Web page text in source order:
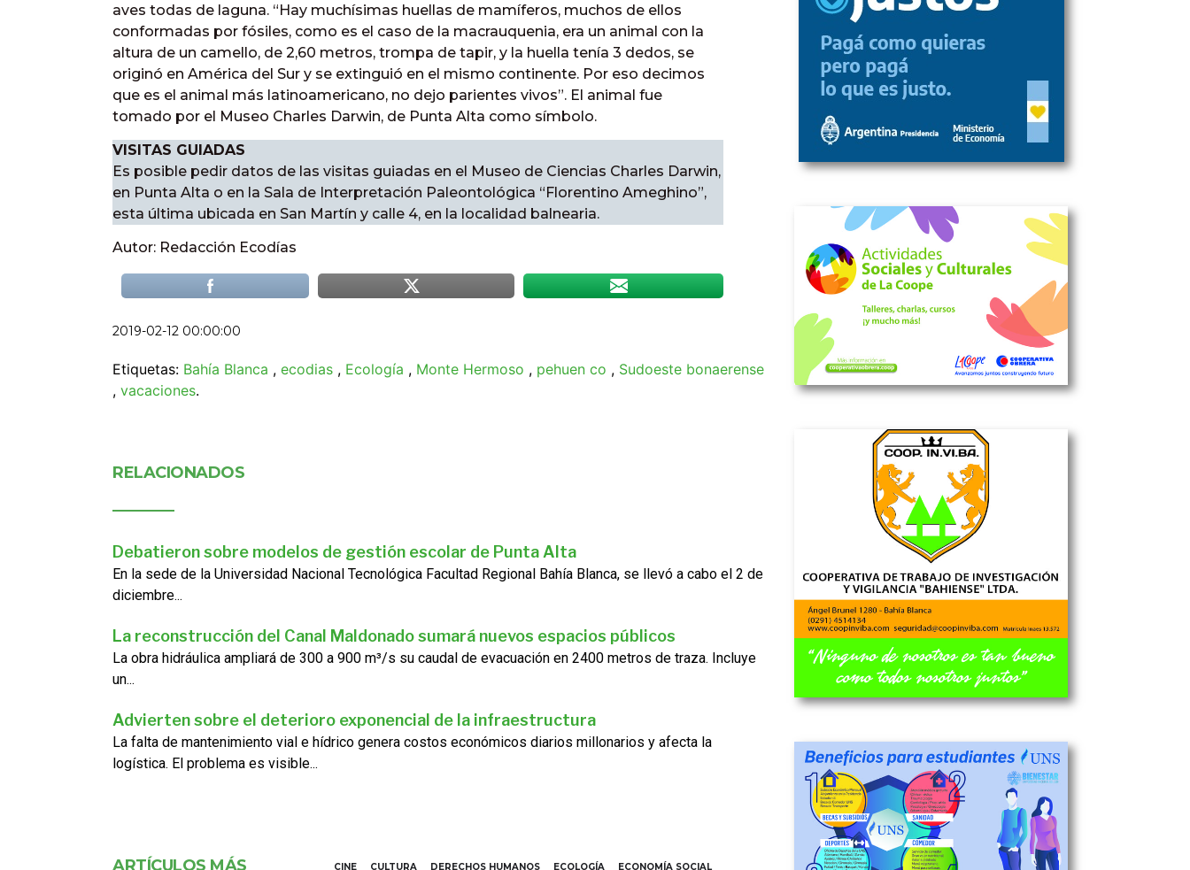
aves todas de laguna. “Hay muchísimas huellas de mamíferos, muchos de ellos
conformadas por fósiles, como es el caso de la macrauquenia, era un animal con la
altura de un camello, de 2,60 metros, trompa de tapir, y la huella tenía 3 dedos, se
originó en América del Sur y se extinguió en el mismo continente. Por eso decimos
que es el animal más latinoamericano, no dejo parientes vivos”. El animal fue
tomado por el Museo Charles Darwin, de Punta Alta como símbolo.
VISITAS GUIADAS
Es posible pedir datos de las visitas guiadas en el Museo de Ciencias Charles Darwin,
en Punta Alta o en la Sala de Interpretación Paleontológica “Florentino Ameghino”,
esta última ubicada en San Martín y calle 4, en la localidad balnearia.
Autor: Redacción Ecodías
2019-02-12 00:00:00
Etiquetas: Bahía Blanca , ecodias , Ecología , Monte Hermoso , pehuen co , Sudoeste bonaerense
, vacaciones.
RELACIONADOS
Debatieron sobre modelos de gestión escolar de Punta Alta
En la sede de la Universidad Nacional Tecnológica Facultad Regional Bahía Blanca, se llevó a cabo el 2 de
diciembre...
La reconstrucción del Canal Maldonado sumará nuevos espacios públicos
La obra hidráulica ampliará de 300 a 900 m³/s su caudal de evacuación en 2400 metros de traza. Incluye
un...
Advierten sobre el deterioro exponencial de la infraestructura
La falta de mantenimiento vial e hídrico genera costos económicos diarios millonarios y afecta la
logística. El problema es visible...
ARTÍCULOS MÁS CINE CULTURA DERECHOS HUMANOS ECOLOGÍA ECONOMÍA SOCIAL